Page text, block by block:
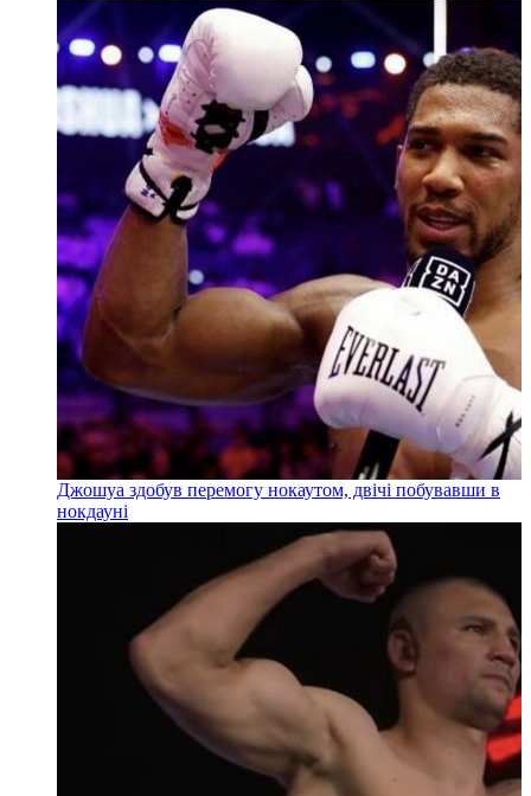
Джошуа здобув перемогу нокаутом, двічі побувавши в
нокдауні